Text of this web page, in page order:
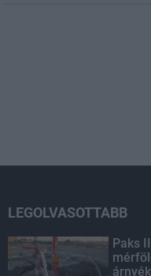
LEGOLVASOTTABB
Paks